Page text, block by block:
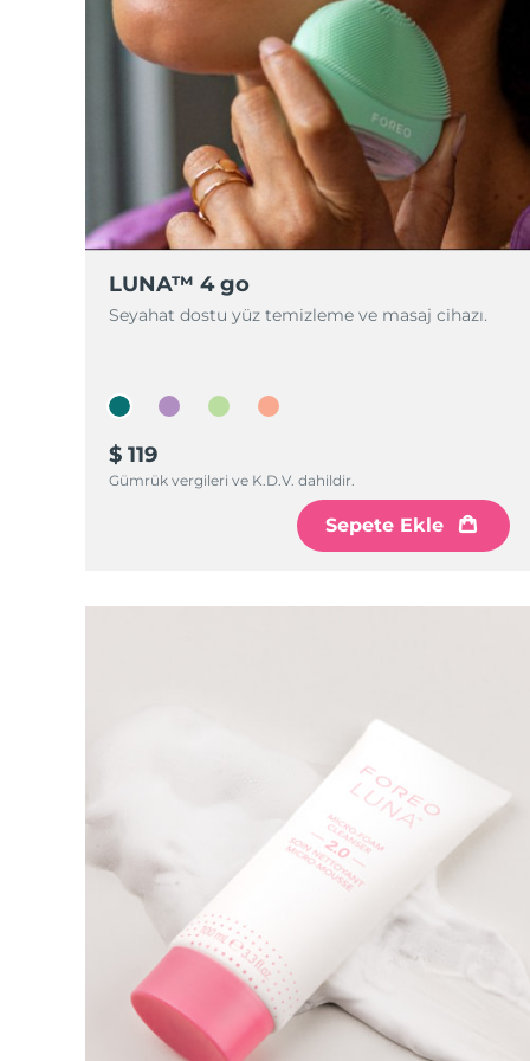
LUNA™ 4 go
Seyahat dostu yüz temizleme ve masaj cihazı.
$ 119
Gümrük vergileri ve K.D.V. dahildir.
Sepete Ekle